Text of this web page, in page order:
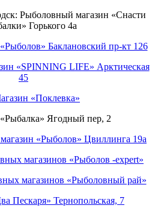
Рыболовный магазин «Снасти
Горького 4а
Баклановский пр-кт 126
«SPINNING LIFE» Арктическая
45
«Поклевка»
Ягодный пер, 2
«Рыболов» Цвиллинга 19а
магазинов «Рыболов -expert»
магазинов «Рыболовный рай»
Пескаря» Тернопольская, 7